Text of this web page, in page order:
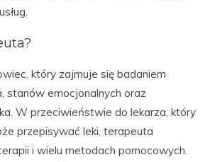
który zajmuje się badaniem
stanów emocjonalnych oraz
W przeciwieństwie do lekarza, który
przepisywać leki, terapeuta
i wielu metodach pomocowych.